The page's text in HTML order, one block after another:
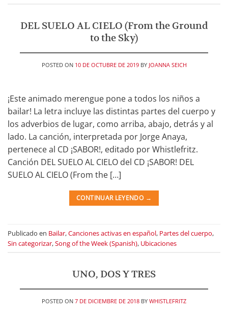
DEL SUELO AL CIELO (From the Ground
to the Sky)
POSTED ON 10 DE OCTUBRE DE 2019 BY JOANNA SEICH
¡Este animado merengue pone a todos los niños a
bailar! La letra incluye las distintas partes del cuerpo y
los adverbios de lugar, como arriba, abajo, detrás y al
lado. La canción, interpretada por Jorge Anaya,
pertenece al CD ¡SABOR!, editado por Whistlefritz.
Canción DEL SUELO AL CIELO del CD ¡SABOR! DEL
SUELO AL CIELO (From the […]
CONTINUAR LEYENDO →
Publicado en Bailar,Canciones activas en español, Partes del cuerpo,
Sin categorizar,Song of the Week (Spanish), Ubicaciones
UNO, DOS Y TRES
POSTED ON 7 DE DICIEMBRE DE 2018 BY WHISTLEFRITZ